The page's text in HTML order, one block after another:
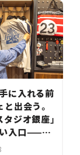
に入れる前
と出会う。
タジオ銀座」
入口——連
ルマでどう